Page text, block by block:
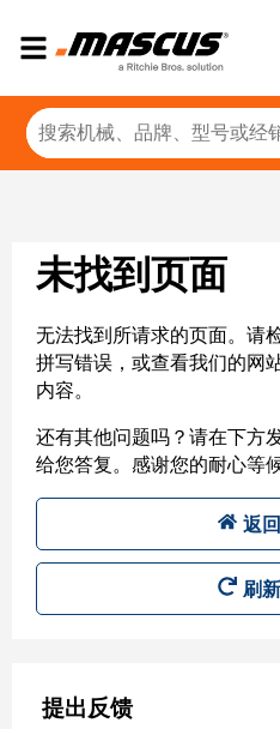
未找到页面
无法找到所请求的页面。请
拼写错误，或查看我们的网
内容。
还有其他问题吗？请在下方
给您答复。感谢您的耐心等
返
刷
提出反馈